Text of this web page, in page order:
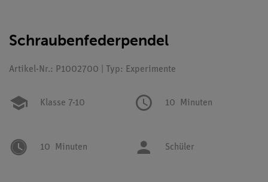
Schraubenfederpendel
Artikel-Nr.: P1002700 | Typ: Experimente
Klasse 7-10 10 Minuten
10 Minuten Schüler